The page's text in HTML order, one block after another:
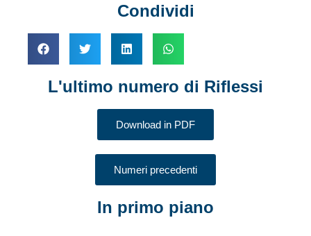
Condividi
L'ultimo numero di Riflessi
Download in PDF
Numeri precedenti
In primo piano